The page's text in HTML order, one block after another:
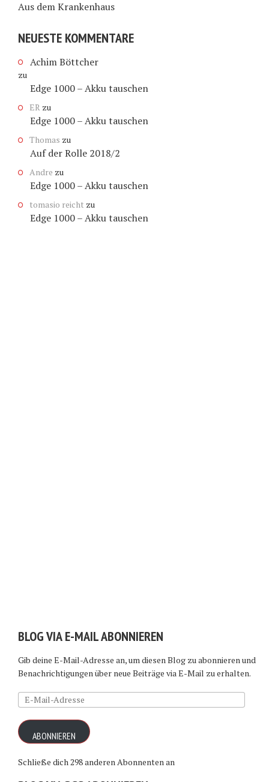
Aus dem Krankenhaus
NEUESTE KOMMENTARE
Achim Böttcher
zu
Edge 1000 – Akku tauschen
ER zu
Edge 1000 – Akku tauschen
Thomas zu
Auf der Rolle 2018/2
Andre zu
Edge 1000 – Akku tauschen
tomasio reicht zu
Edge 1000 – Akku tauschen
BLOG VIA E-MAIL ABONNIEREN
Gib deine E-Mail-Adresse an, um diesen Blog zu abonnieren und
Benachrichtigungen über neue Beiträge via E-Mail zu erhalten.
E-
Mail-
Adresse
ABONNIEREN
Schließe dich 298 anderen Abonnenten an